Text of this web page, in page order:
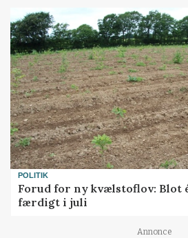
POLITIK
Forud for ny kvælstoflov:
færdigt i juli
Annonce